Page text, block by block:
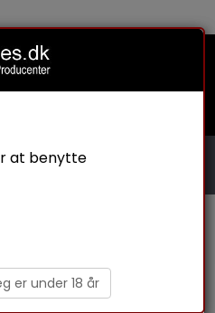
at benytte
er under 18 år